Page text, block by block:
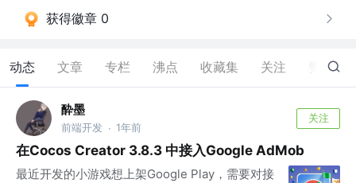
获得徽章 0
动态 文章 专栏 沸点 收藏集 关注 52
酔墨
前端开发 · 1年前
关注
在Cocos Creator 3.8.3 中接入Google AdMob
最近开发的小游戏想上架Google Play，需要对接